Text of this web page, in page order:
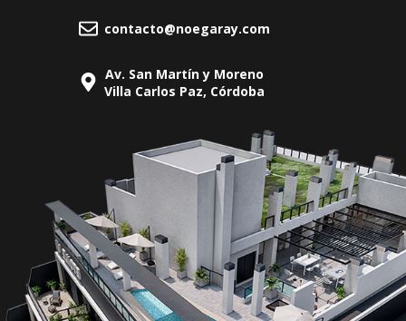
contacto@noegaray.com
Av. San Martín y Moreno
Villa Carlos Paz, Córdoba